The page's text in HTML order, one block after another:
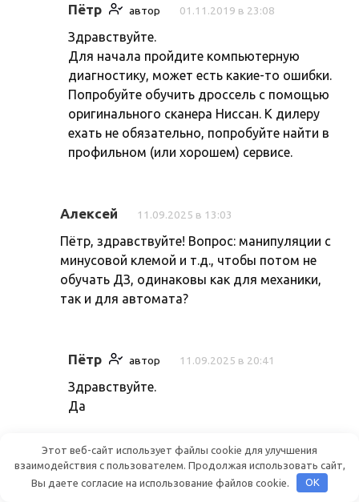
Пётр автор 01.11.2019 в 23:08
Здравствуйте.
Для начала пройдите компьютерную
диагностику, может есть какие-то ошибки.
Попробуйте обучить дроссель с помощью
оригинального сканера Ниссан. К дилеру
ехать не обязательно, попробуйте найти в
профильном (или хорошем) сервисе.
Алексей 11.09.2025 в 13:03
Пётр, здравствуйте! Вопрос: манипуляции с
минусовой клемой и т.д., чтобы потом не
обучать ДЗ, одинаковы как для механики,
так и для автомата?
Пётр автор 11.09.2025 в 20:41
Здравствуйте.
Да
Алексей 12.09.2025 в 12:24
Этот веб-сайт использует файлы cookie для улучшения
взаимодействия с пользователем. Продолжая использовать сайт,
Вы даете согласие на использование файлов cookie.
OK